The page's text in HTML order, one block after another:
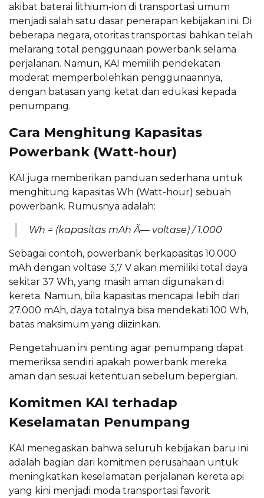
akibat baterai lithium-ion di transportasi umum
menjadi salah satu dasar penerapan kebijakan ini. Di
beberapa negara, otoritas transportasi bahkan telah
melarang total penggunaan powerbank selama
perjalanan. Namun, KAI memilih pendekatan
moderat memperbolehkan penggunaannya,
dengan batasan yang ketat dan edukasi kepada
penumpang.
Cara Menghitung Kapasitas
Powerbank (Watt-hour)
KAI juga memberikan panduan sederhana untuk
menghitung kapasitas Wh (Watt-hour) sebuah
powerbank. Rumusnya adalah:
Wh = (kapasitas mAh Ã— voltase) / 1.000
Sebagai contoh, powerbank berkapasitas 10.000
mAh dengan voltase 3,7 V akan memiliki total daya
sekitar 37 Wh, yang masih aman digunakan di
kereta. Namun, bila kapasitas mencapai lebih dari
27.000 mAh, daya totalnya bisa mendekati 100 Wh,
batas maksimum yang diizinkan.
Pengetahuan ini penting agar penumpang dapat
memeriksa sendiri apakah powerbank mereka
aman dan sesuai ketentuan sebelum bepergian.
Komitmen KAI terhadap
Keselamatan Penumpang
KAI menegaskan bahwa seluruh kebijakan baru ini
adalah bagian dari komitmen perusahaan untuk
meningkatkan keselamatan perjalanan kereta api
yang kini menjadi moda transportasi favorit